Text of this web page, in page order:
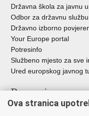
Državna škola za javnu
Odbor za državnu službu
Državno izborno
Your Europe portal
Potresinfo
Službeno mjesto za sve
Ured europskog javnog
Poveznice
Ova stranica